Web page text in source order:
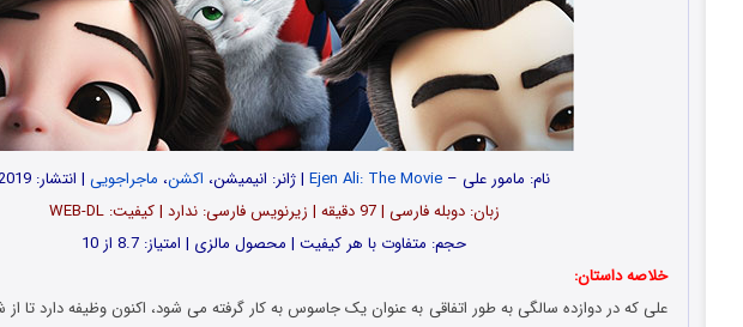
نام: مامور علی – Ejen Ali: The Movie| ژانر: انیمیشن، اکشن، ماجراجویی| انتشار: 2019
زبان: دوبله فارسی | 97 دقیقه | زیرنویس فارسی: ندارد | کیفیت: WEB-DL
حجم: متفاوت با هر کیفیت | محصول مالزی | امتیاز: 8.7 از 10
خلاصه داستان:
علی که در دوازده سالگی به طور اتفاقی به عنوان یک جاسوس به کار گرفته می شود، اکنون وظیفه دارد تا از